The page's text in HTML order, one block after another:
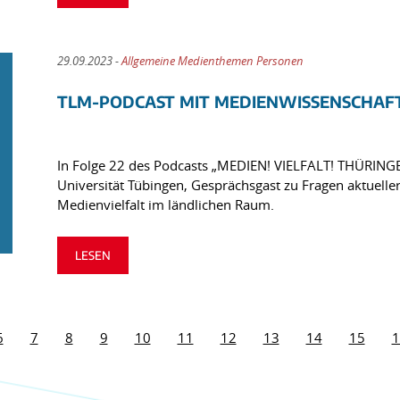
29.09.2023 -Allgemeine Medienthemen Personen
TLM-PODCAST MIT
In Folge 22 des Podcasts „MEDIEN! VIELFALT!
Universität Tübingen, Gesprächsgast zu Fragen
Medienvielfalt im ländlichen Raum.
LESEN
7 8 9 10 11 12 13 14 15